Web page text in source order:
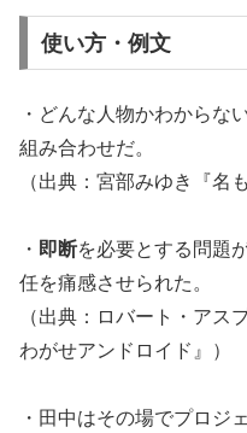
使い方・例文
・どんな人物かわからな
組み合わせだ。
（出典：宮部みゆき『名
・ 即断を必要とする問題
任を痛感させられた。
（出典：ロバート・アス
わがせアンドロイド』）
・田中はその場でプロジ